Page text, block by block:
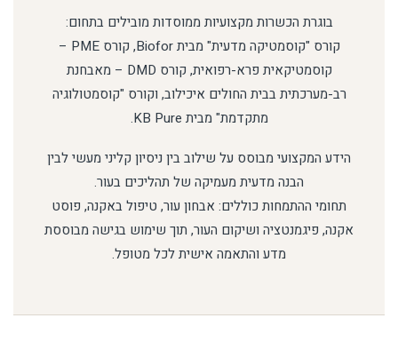
בוגרת הכשרות מקצועיות ממוסדות מובילים בתחום:
קורס "קוסמטיקה מדעית" מבית Biofor, קורס PME –
קוסמטיקאית פרא-רפואית, קורס DMD – מאבחנת
רב-מערכתית בבית החולים איכילוב, וקורס "קוסמטולוגיה
מתקדמת" מבית KB Pure.
הידע המקצועי מבוסס על שילוב בין ניסיון קליני מעשי לבין
הבנה מדעית מעמיקה של תהליכים בעור.
תחומי ההתמחות כוללים: אבחון עור, טיפול באקנה, פוסט
אקנה, פיגמנטציה ושיקום העור, תוך שימוש בגישה מבוססת
מדע והתאמה אישית לכל מטופל.